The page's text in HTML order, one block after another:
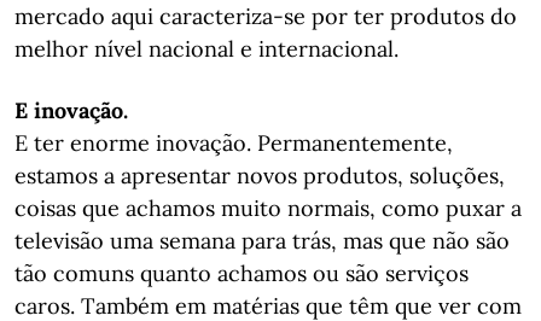
mercado aqui caracteriza-se por ter produtos do
melhor nível nacional e internacional.
E inovação.
E ter enorme inovação. Permanentemente,
estamos a apresentar novos produtos, soluções,
coisas que achamos muito normais, como puxar a
televisão uma semana para trás, mas que não são
tão comuns quanto achamos ou são serviços
caros. Também em matérias que têm que ver com